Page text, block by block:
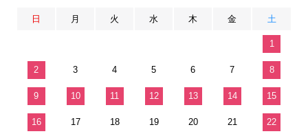
日 月 火 水 木 金 土
1
2 3 4 5 6 7 8
9 10 11 12 13 14 15
16 17 18 19 20 21 22